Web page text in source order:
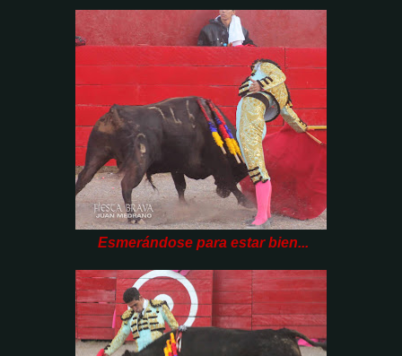
Esmerándose para estar bien...